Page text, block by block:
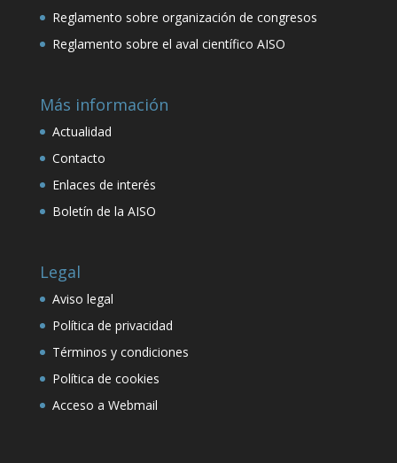
Reglamento sobre organización de congresos
Reglamento sobre el aval científico AISO
Más información
Actualidad
Contacto
Enlaces de interés
Boletín de la AISO
Legal
Aviso legal
Política de privacidad
Términos y condiciones
Política de cookies
Acceso a Webmail